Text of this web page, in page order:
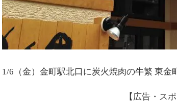
1/6（金）金町駅北口に炭火焼肉の牛繁 東金
【広告・ス